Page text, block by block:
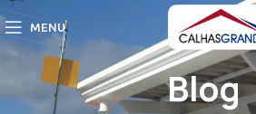
MENU
Blog